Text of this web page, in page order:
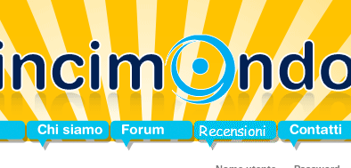
Chi siamo Forum Blog Contatti